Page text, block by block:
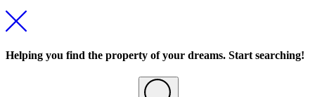
Helping you find the property of your dreams. Start searching!